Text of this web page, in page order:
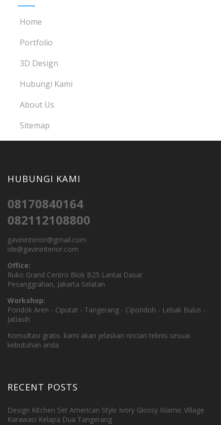
Home
Portfolio
3D Design
Hubungi Kami
About Us
Sitemap
HUBUNGI KAMI
08170840164
082112108800
gavininterior@gmail.com
ide@gavininterior.com
Office:
Ruko Grand Centro Blok B25 Lantai Dasar
Pesanggrahan, Jakarta Selatan
Workshop:
Pondok Aren - Ciputat - Tangerang - Cipondoh - Lebak Bulus -
Jatiasih
Konsultasi gratis. kami akan jelaskan rincian teknis sesuai
kebutuhan anda.
RECENT POSTS
Design Kitchen Set American Style Ivory Glossy Islamic Village
Karawaci Kelapa Dua Tangerang